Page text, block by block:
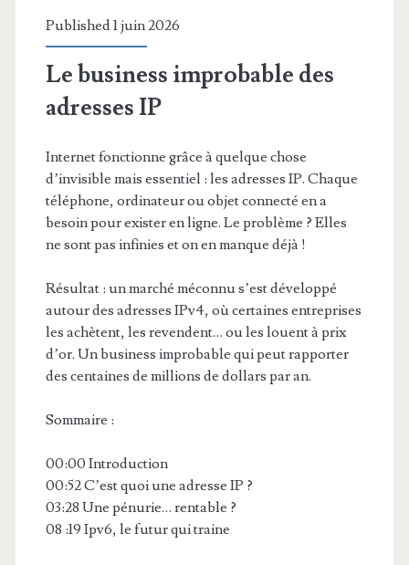
Published 1 juin 2026
Le business improbable des
adresses IP
Internet fonctionne grâce à quelque chose
d’invisible mais essentiel : les adresses IP. Chaque
téléphone, ordinateur ou objet connecté en a
besoin pour exister en ligne. Le problème ? Elles
ne sont pas infinies et on en manque déjà !
Résultat : un marché méconnu s’est développé
autour des adresses IPv4, où certaines entreprises
les achètent, les revendent… ou les louent à prix
d’or. Un business improbable qui peut rapporter
des centaines de millions de dollars par an.
Sommaire :
00:00 Introduction
00:52 C’est quoi une adresse IP ?
03:28 Une pénurie… rentable ?
08 :19 Ipv6, le futur qui traine